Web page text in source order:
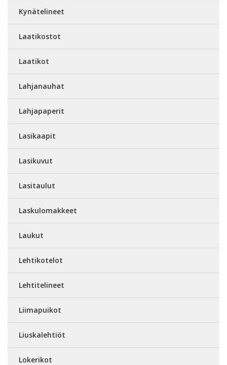
Kynätelineet
Laatikostot
Laatikot
Lahjanauhat
Lahjapaperit
Lasikaapit
Lasikuvut
Lasitaulut
Laskulomakkeet
Laukut
Lehtikotelot
Lehtitelineet
Liimapuikot
Liuskalehtiöt
Lokerikot